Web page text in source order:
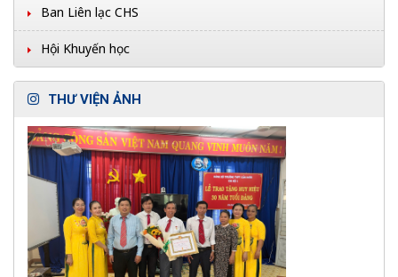
Ban Liên lạc CHS
Hội Khuyến học
THƯ VIỆN ẢNH